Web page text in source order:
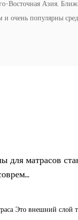
Восточная Азия,
и очень популярны
возд...
каждого матраса